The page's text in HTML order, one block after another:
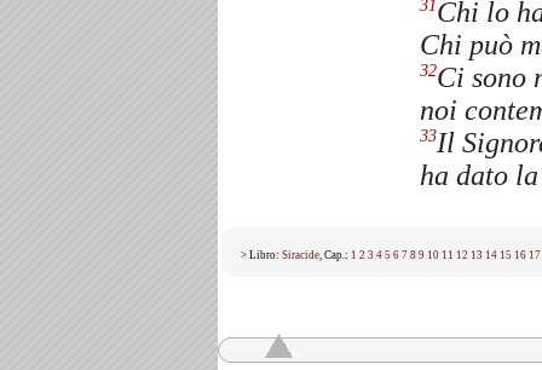
31Chi lo
Chi può
32Ci sono
noi
33Il
ha dato
> Libro: Siracide, Cap.: 1 2 3 4 5 6 7 8 9 10 11 12 13 14 15 16 17